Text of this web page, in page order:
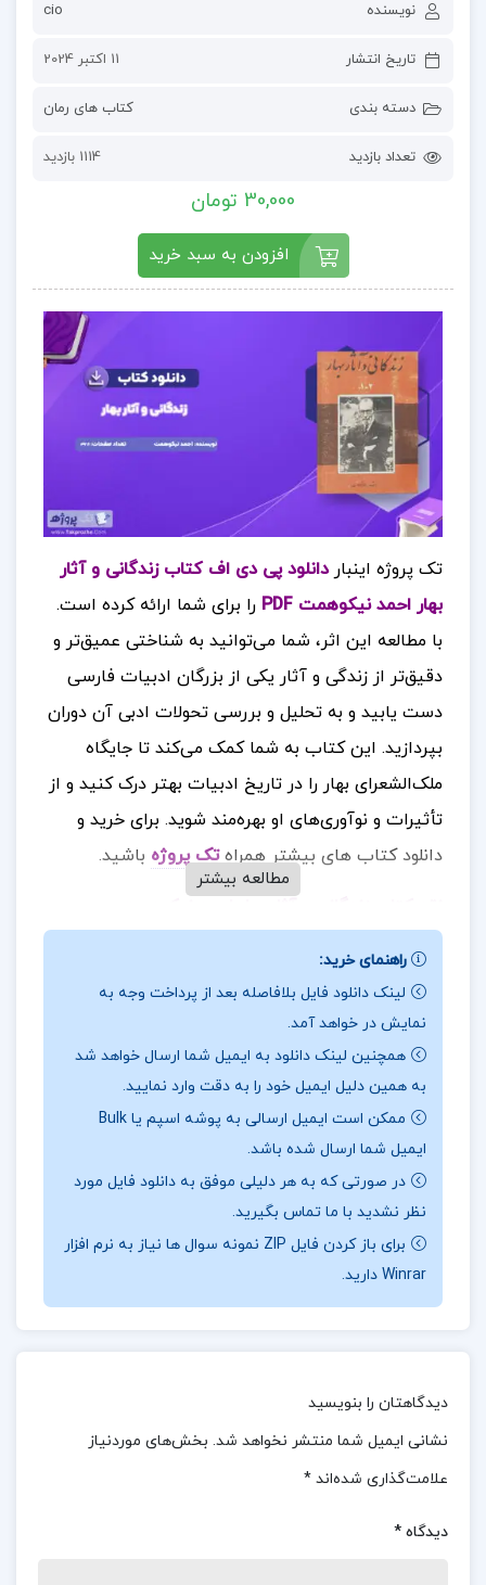
نویسنده cio
تاریخ انتشار 11 اکتبر 2024
دسته بندی کتاب های رمان
تعداد بازدید 1114 بازدید
30,000 تومان
افزودن به سبد خرید
تک پروژه اینبار دانلود پی دی اف کتاب زندگانی و آثار
بهار احمد نیکوهمت PDF
را برای شما ارائه کرده است.
با مطالعه این اثر، شما می‌توانید به شناختی عمیق‌تر و
دقیق‌تر از زندگی و آثار یکی از بزرگان ادبیات فارسی
دست یابید و به تحلیل و بررسی تحولات ادبی آن دوران
بپردازید. این کتاب به شما کمک می‌کند تا جایگاه
ملک‌الشعرای بهار را در تاریخ ادبیات بهتر درک کنید و از
تأثیرات و نوآوری‌های او بهره‌مند شوید. برای خرید و
دانلود کتاب های بیشتر همراهتک پروژه باشید.
این کتاب نه تنها برای علاقه‌مندان به ادبیات فارسی،
بلکه برای پژوهشگران و دانشجویان نیز منبعی غنی و
ارزشمند محسوب می‌شود. شرح حال ملک‌الشعرای بهار،
با توجه به اینکه توسط نویسنده‌ای معتبر و با تأیید خود
بهار نوشته شده است، به عنوان یکی از منابع معتبر در
زمینه ادبیات فارسی شناخته می‌شود.
بخشی از کتاب زندگانی و آثار بهار احمد نیکوهمت
شرح حال ملک‌الشعرای بهار نه تنها به بیان جزئیات
زندگی او می‌پردازد، بلکه به بررسی عمیق آثار ادبی و
شعری او نیز می‌پردازد. این اثر، به خوانندگان این
امکان را می‌دهد تا با دنیای شعری بهار و تأثیرات او بر
شرح حال افزوده است، به ارزش و اهمیت این کتاب
افزوده و به خوانندگان دیدگاهی منحصربه‌فرد از ذهن و
دیدگاه‌های این شاعر بزرگ ارائه می‌دهد.
معرفی کتاب زندگانی و آثار بهار احمد نیکوهمت
مطالعه بیشتر
راهنمای خرید:
لینک دانلود فایل بلافاصله بعد از پرداخت وجه به
نمایش در خواهد آمد.
همچنین لینک دانلود به ایمیل شما ارسال خواهد شد
به همین دلیل ایمیل خود را به دقت وارد نمایید.
ممکن است ایمیل ارسالی به پوشه اسپم یا Bulk
ایمیل شما ارسال شده باشد.
در صورتی که به هر دلیلی موفق به دانلود فایل مورد
نظر نشدید با ما تماس بگیرید.
برای باز کردن فایل ZIP نمونه سوال ها نیاز به نرم افزار
Winrar دارید.
دیدگاهتان را بنویسید
نشانی ایمیل شما منتشر نخواهد شد. بخش‌های موردنیاز
علامت‌گذاری شده‌اند *
دیدگاه *